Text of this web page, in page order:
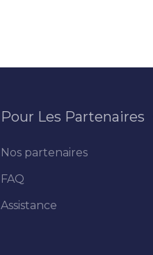
Pour Les Partenaires
Nos partenaires
FAQ
Assistance